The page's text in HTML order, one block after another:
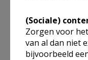
(Sociale)
Zorgen voor
van al dan niet
bijvoorbeeld